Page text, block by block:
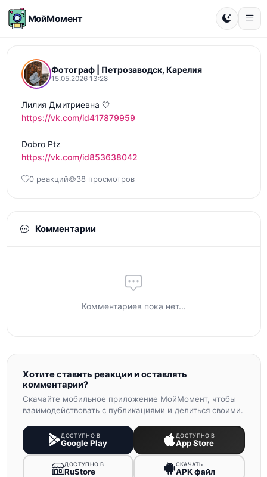
МойМомент
Фотограф | Петрозаводск, Карелия
15.05.2026 13:28
https://vk.com/id417879959
https://vk.com/id853638042
0 реакций 38 просмотров
Комментарии
Комментариев пока нет...
Хотите ставить реакции и оставлять
комментарии?
Скачайте мобильное приложение МойМомент, чтобы
взаимодействовать с публикациями и делиться своими.
ДОСТУПНО В
Google Play
ДОСТУПНО В
App Store
ДОСТУПНО В
RuStore
СКАЧАТЬ
APK файл